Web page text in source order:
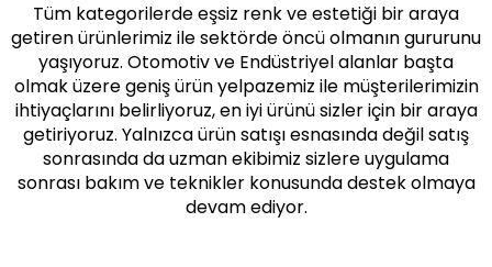
Tüm kategorilerde eşsiz renk ve estetiği bir araya
getiren ürünlerimiz ile sektörde öncü olmanın gururunu
yaşıyoruz. Otomotiv ve Endüstriyel alanlar başta
olmak üzere geniş ürün yelpazemiz ile müşterilerimizin
ihtiyaçlarını belirliyoruz, en iyi ürünü sizler için bir araya
getiriyoruz. Yalnızca ürün satışı esnasında değil satış
sonrasında da uzman ekibimiz sizlere uygulama
sonrası bakım ve teknikler konusunda destek olmaya
devam ediyor.